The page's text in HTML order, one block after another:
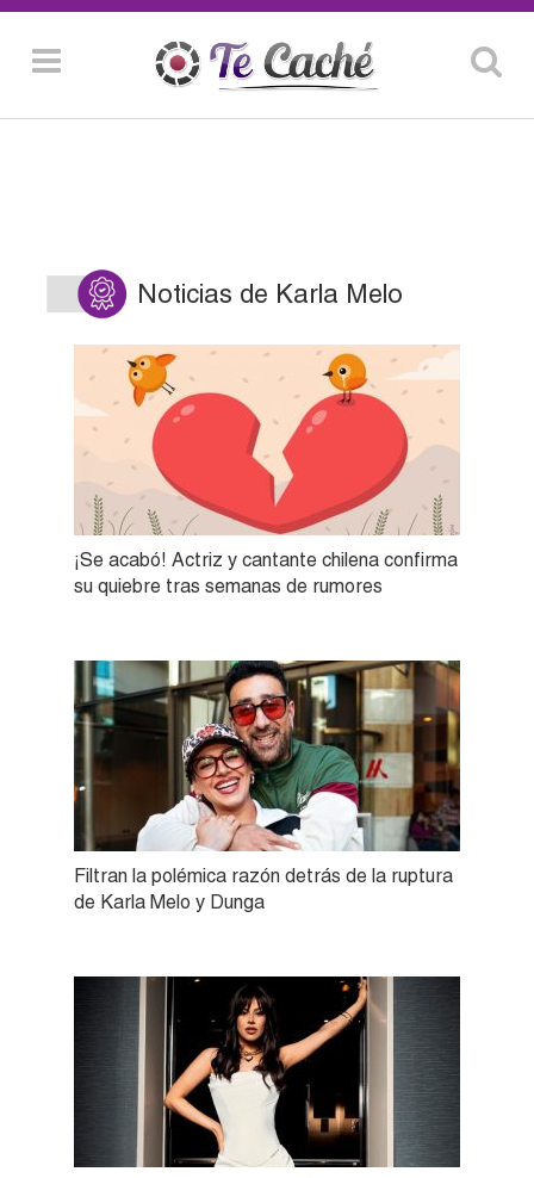
Noticias de Karla Melo
¡Se acabó! Actriz y cantante chilena confirma
su quiebre tras semanas de rumores
Filtran la polémica razón detrás de la ruptura
de Karla Melo y Dunga